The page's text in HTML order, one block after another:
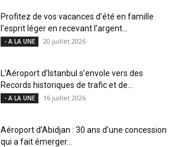
Profitez de vos vacances d’été en famille
l’esprit léger en recevant l’argent...
- A LA UNE 20 juillet 2026
L’Aéroport d’Istanbul s’envole vers des
Records historiques de trafic et de...
- A LA UNE 16 juillet 2026
Aéroport d’Abidjan : 30 ans d’une concession
qui a fait émerger...